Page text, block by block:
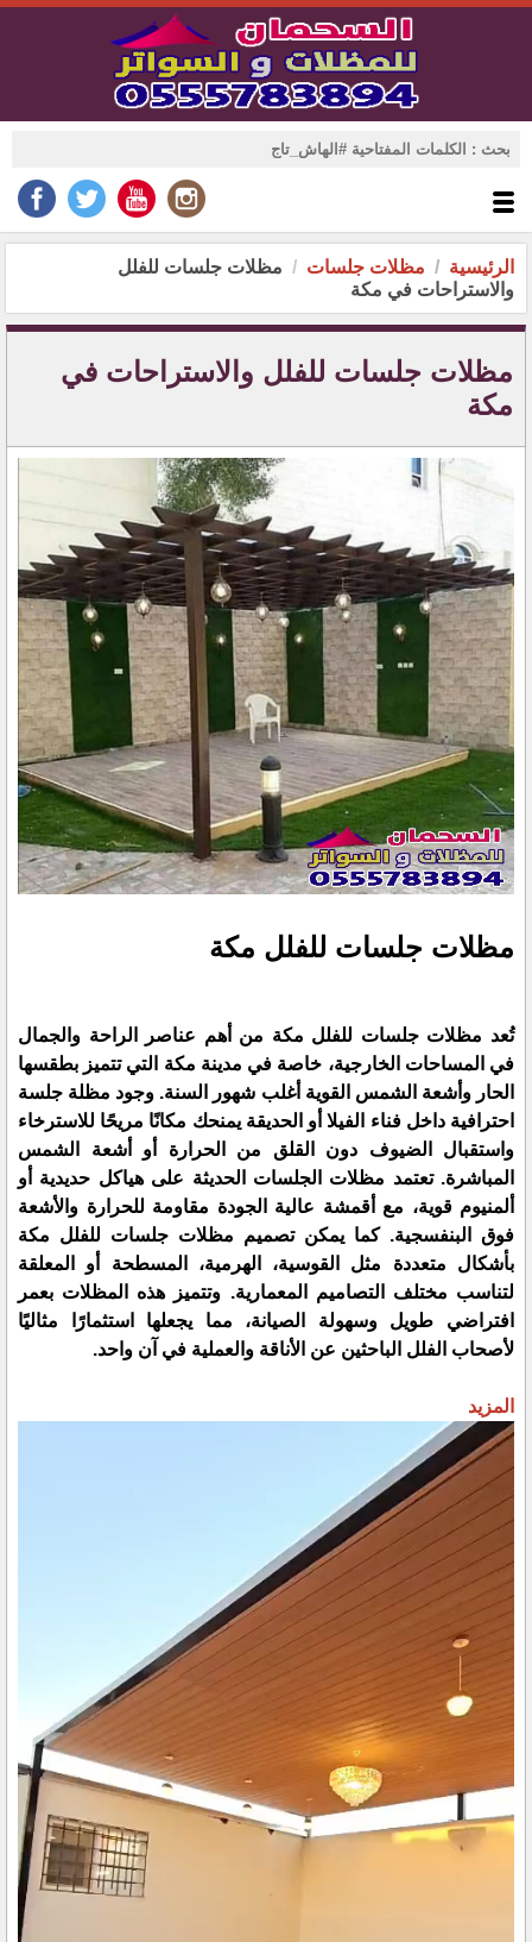
الرئيسية مظلات جلسات
مظلات جلسات للفلل
والاستراحات في مكة
مظلات جلسات للفلل والاستراحات في
مكة
مظلات جلسات للفلل مكة
تُعد مظلات جلسات للفلل مكة من أهم عناصر الراحة والجمال
في المساحات الخارجية، خاصة في مدينة مكة التي تتميز بطقسها
الحار وأشعة الشمس القوية أغلب شهور السنة. وجود مظلة جلسة
احترافية داخل فناء الفيلا أو الحديقة يمنحك مكانًا مريحًا للاسترخاء
واستقبال الضيوف دون القلق من الحرارة أو أشعة الشمس
المباشرة. تعتمد مظلات الجلسات الحديثة على هياكل حديدية أو
ألمنيوم قوية، مع أقمشة عالية الجودة مقاومة للحرارة والأشعة
فوق البنفسجية. كما يمكن تصميم مظلات جلسات للفلل مكة
بأشكال متعددة مثل القوسية، الهرمية، المسطحة أو المعلقة
لتناسب مختلف التصاميم المعمارية. وتتميز هذه المظلات بعمر
افتراضي طويل وسهولة الصيانة، مما يجعلها استثمارًا مثاليًا
لأصحاب الفلل الباحثين عن الأناقة والعملية في آن واحد.
المزيد